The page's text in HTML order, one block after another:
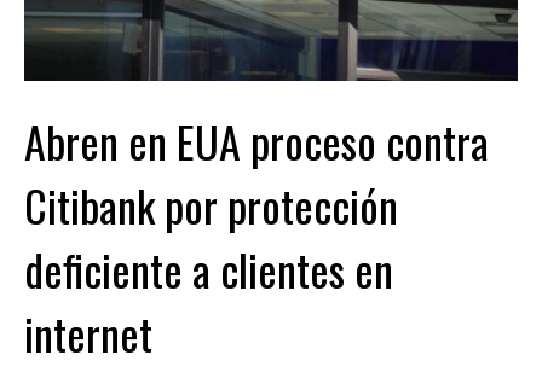
Abren en EUA proceso contra
Citibank por protección
deficiente a clientes en
internet